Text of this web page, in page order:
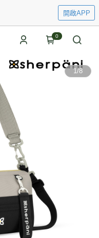
開啟APP
0
1/8